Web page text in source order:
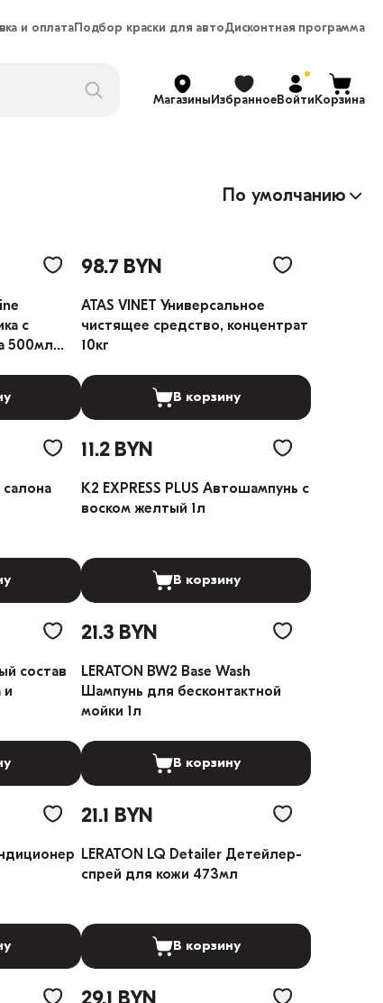
и оплатаПодбор краски для автоДисконтная программа
МагазиныИзбранноеВойтиКорзина
По умолчанию
с
500мл
98.7 BYN
ATAS VINET Универсальное
чистящее средство, концентрат
10кг
В корзину
салона
11.2 BYN
K2 EXPRESS PLUS Автошампунь с
воском желтый 1л
В корзину
состав
и
21.3 BYN
LERATON BW2 Base Wash
Шампунь для бесконтактной
мойки 1л
В корзину
21.1 BYN
LERATON LQ Detailer Детейлер-
спрей для кожи 473мл
В корзину